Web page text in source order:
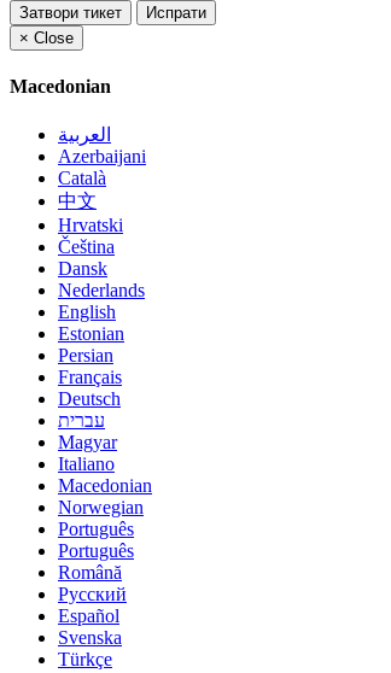
Затвори тикет
Испрати
× Close
Macedonian
العربية
Azerbaijani
Català
中文
Hrvatski
Čeština
Dansk
Nederlands
English
Estonian
Persian
Français
Deutsch
עברית
Magyar
Italiano
Macedonian
Norwegian
Português
Português
Română
Русский
Español
Svenska
Türkçe